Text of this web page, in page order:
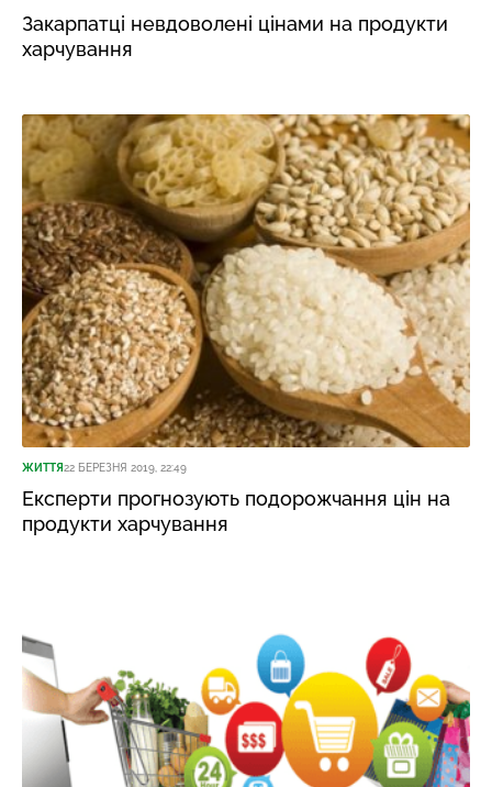
Закарпатці невдоволені цінами на продукти
харчування
ЖИТТЯ22 БЕРЕЗНЯ 2019, 22:49
Експерти прогнозують подорожчання цін на
продукти харчування